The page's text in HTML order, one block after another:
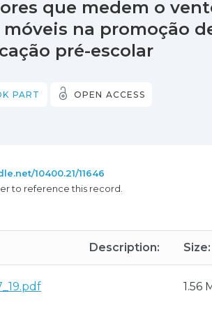
que medem o
na promoção
pré-escolar
PART OPEN ACCESS
10400.21/11646
to reference this record.
Description: Size:
1.56